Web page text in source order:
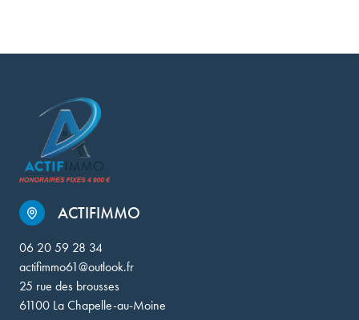
ACTIFIMMO
06 20 59 28 34
actifimmo61@outlook.fr
25 rue des brousses
61100 La Chapelle-au-Moine